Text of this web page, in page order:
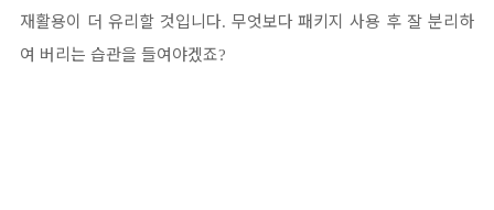
재활용이 더 유리할 것입니다. 무엇보다 패키지 사용 후 잘 분리하
여 버리는 습관을 들여야겠죠?